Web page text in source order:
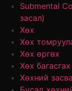
Submental
засал)
Хөх
Хөх
Хөх өргөх
Хөх багасгах
Хөхний